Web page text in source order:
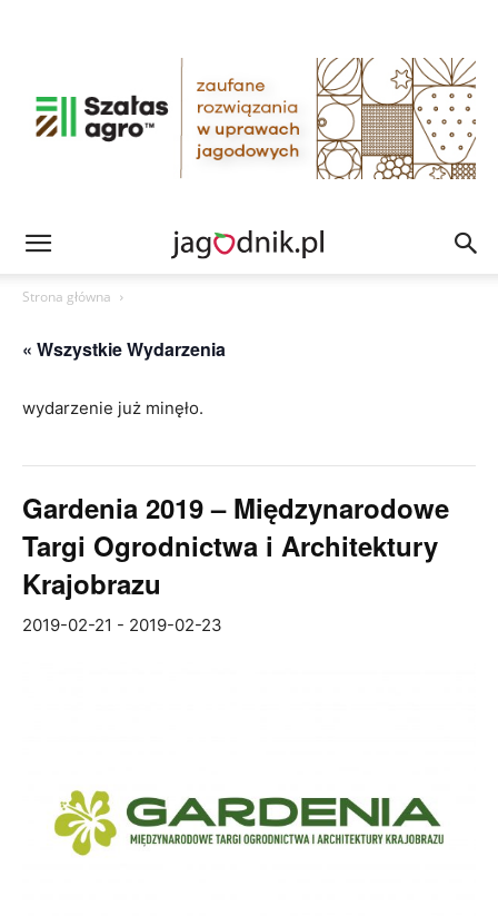
Strona główna
« Wszystkie Wydarzenia
wydarzenie już minęło.
Gardenia 2019 – Międzynarodowe
Targi Ogrodnictwa i Architektury
Krajobrazu
2019-02-21 - 2019-02-23